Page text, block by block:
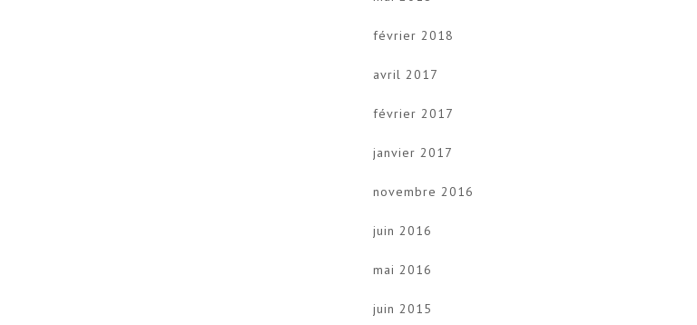
février 2018
avril 2017
février 2017
janvier 2017
novembre 2016
juin 2016
mai 2016
juin 2015